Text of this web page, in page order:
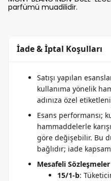
parfümü muadilidir.
İade & İptal Koşulları
Satışı yapılan
kullanıma yönelik
adınıza özel
Esans performansı;
hammaddelerle
göre değişebilir. Bu
bağlıdır; iade
Mesafeli
15/1-b: